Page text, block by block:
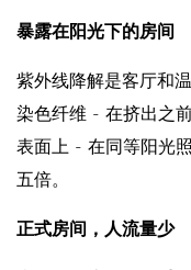
暴露在阳光下的房间
紫外线降解是客厅和
染色纤维 - 在挤出之
表面上 - 在同等阳光
五倍。
正式房间，人流量少